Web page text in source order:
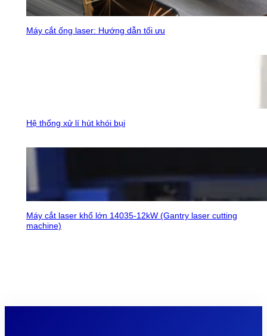
Máy cắt ống laser: Hướng dẫn tối ưu
Hệ thống xử lí hút khói bụi
Máy cắt laser khổ lớn 14035-12kW (Gantry laser cutting
machine)